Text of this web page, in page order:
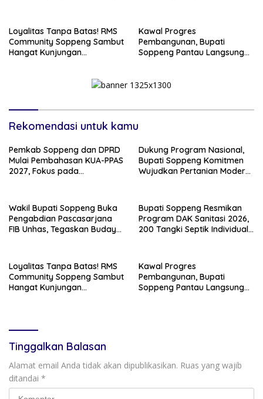
Loyalitas Tanpa Batas! RMS
Community Soppeng Sambut
Hangat Kunjungan
Kawal Progres
Pembangunan, Bupati
Soppeng Pantau Langsung
Rekomendasi untuk kamu
Pemkab Soppeng dan DPRD
Mulai Pembahasan KUA-PPAS
2027, Fokus pada
Dukung Program Nasional,
Bupati Soppeng Komitmen
Wujudkan Pertanian Modern
Wakil Bupati Soppeng Buka
Pengabdian Pascasarjana
FIB Unhas, Tegaskan Budaya
Bupati Soppeng Resmikan
Program DAK Sanitasi 2026,
200 Tangki Septik Individual
Loyalitas Tanpa Batas! RMS
Community Soppeng Sambut
Hangat Kunjungan
Kawal Progres
Pembangunan, Bupati
Soppeng Pantau Langsung
Tinggalkan Balasan
Alamat email Anda tidak akan dipublikasikan. Ruas yang wajib
ditandai *